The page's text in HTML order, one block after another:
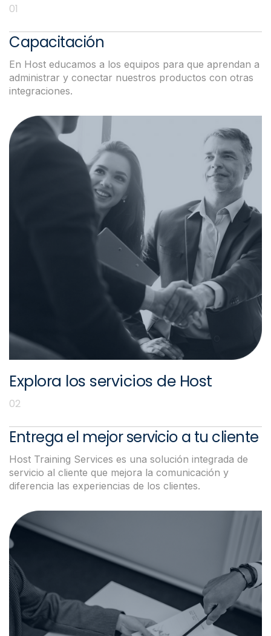
01
Capacitación
En Host educamos a los equipos para que aprendan a
administrar y conectar nuestros productos con otras
integraciones.
Explora los servicios de Host
02
Entrega el mejor servicio a tu cliente
Host Training Services es una solución integrada de
servicio al cliente que mejora la comunicación y
diferencia las experiencias de los clientes.